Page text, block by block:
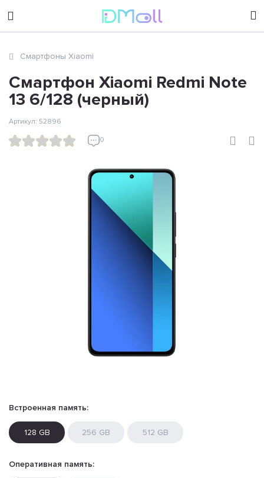
sales@dimoll.ru
Смартфоны Xiaomi
Смартфон Xiaomi Redmi Note
13 6/128 (черный)
0
Артикул: 52896
Встроенная память:
128 GB 256 GB 512 GB
Оперативная память: